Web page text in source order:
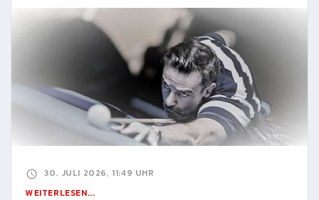
30. JULI 2026, 11:49 UHR
WEITERLESEN...